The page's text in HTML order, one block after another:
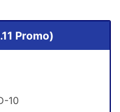
Promo)
10